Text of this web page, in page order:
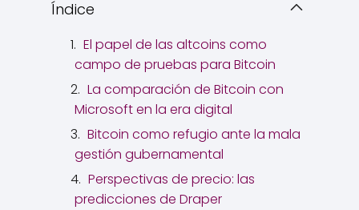
Índice
El papel de las altcoins como
campo de pruebas para Bitcoin
La comparación de Bitcoin con
Microsoft en la era digital
Bitcoin como refugio ante la mala
gestión gubernamental
Perspectivas de precio: las
predicciones de Draper